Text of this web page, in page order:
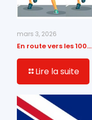
mars 3, 2026
En route vers les 100…
Lire la suite